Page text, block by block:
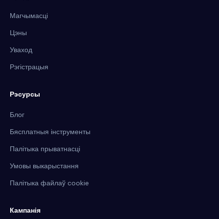
Магчымасці
Цэны
Уваход
Рэгістрацыя
Рэсурсы
Блог
Бясплатныя інструменты
Палітыка прыватнасці
Умовы выкарыстання
Палітыка файлаў cookie
Кампанія